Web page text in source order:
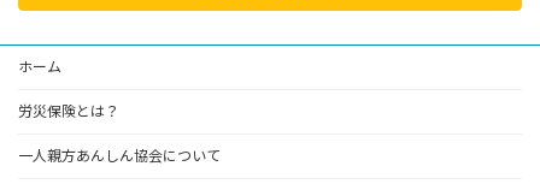
ホーム
労災保険とは？
一人親方あんしん協会について